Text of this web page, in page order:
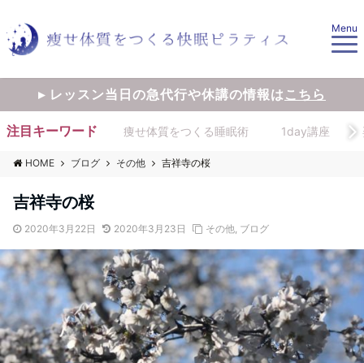
Menu
▸ レッスン当日の急代行や休講の情報はこちら
注目キーワード 痩せ体質をつくる睡眠術 1day講座
HOME ブログ その他 吉祥寺の桜
吉祥寺の桜
2020年3月22日 2020年3月23日 その他, ブログ